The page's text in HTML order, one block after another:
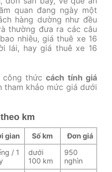
quan đang ngày một
hàng dường như đều
thường đưa ra các câu
nhiêu, giá thuê xe 16
lái, hay giá thuê xe 16
công thứccách tính giá
tham khảo mức giá dưới
km
gian Số km
Đơn giá
/ 1
dưới
100 km
950
nghìn